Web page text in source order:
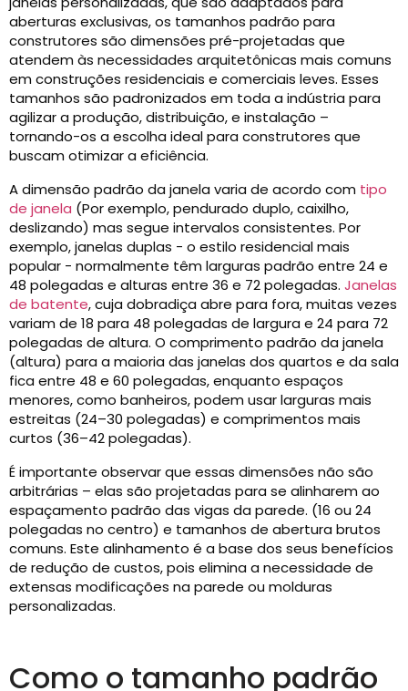
aberturas exclusivas, os tamanhos padrão para
construtores são dimensões pré-projetadas que
atendem às necessidades arquitetônicas mais comuns
em construções residenciais e comerciais leves. Esses
tamanhos são padronizados em toda a indústria para
agilizar a produção, distribuição, e instalação –
tornando-os a escolha ideal para construtores que
buscam otimizar a eficiência.
A dimensão padrão da janela varia de acordo com tipo
de janela (Por exemplo, pendurado duplo, caixilho,
deslizando) mas segue intervalos consistentes. Por
exemplo, janelas duplas - o estilo residencial mais
popular - normalmente têm larguras padrão entre 24 e
48 polegadas e alturas entre 36 e 72 polegadas. Janelas
de batente, cuja dobradiça abre para fora, muitas vezes
variam de 18 para 48 polegadas de largura e 24 para 72
polegadas de altura. O comprimento padrão da janela
(altura) para a maioria das janelas dos quartos e da sala
fica entre 48 e 60 polegadas, enquanto espaços
menores, como banheiros, podem usar larguras mais
estreitas (24–30 polegadas) e comprimentos mais
curtos (36–42 polegadas).
É importante observar que essas dimensões não são
arbitrárias – elas são projetadas para se alinharem ao
espaçamento padrão das vigas da parede. (16 ou 24
polegadas no centro) e tamanhos de abertura brutos
comuns. Este alinhamento é a base dos seus benefícios
de redução de custos, pois elimina a necessidade de
extensas modificações na parede ou molduras
personalizadas.
Como o tamanho padrão